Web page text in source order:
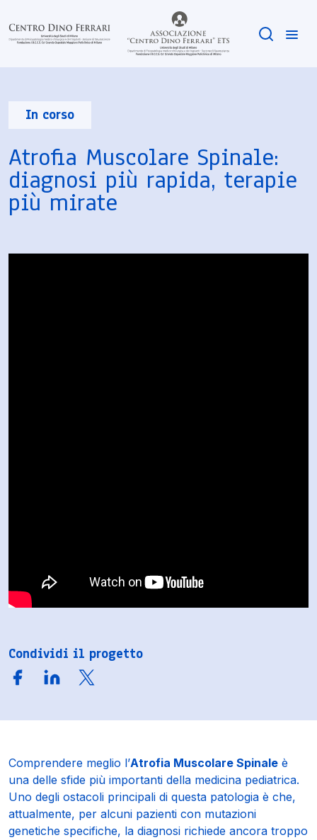
In corso
Atrofia Muscolare Spinale:
diagnosi più rapida, terapie
più mirate
Condividi il progetto
Comprendere meglio l’Atrofia Muscolare Spinale è
una delle sfide più importanti della medicina pediatrica.
Uno degli ostacoli principali di questa patologia è che,
attualmente, per alcuni pazienti con mutazioni
genetiche specifiche, la diagnosi richiede ancora troppo